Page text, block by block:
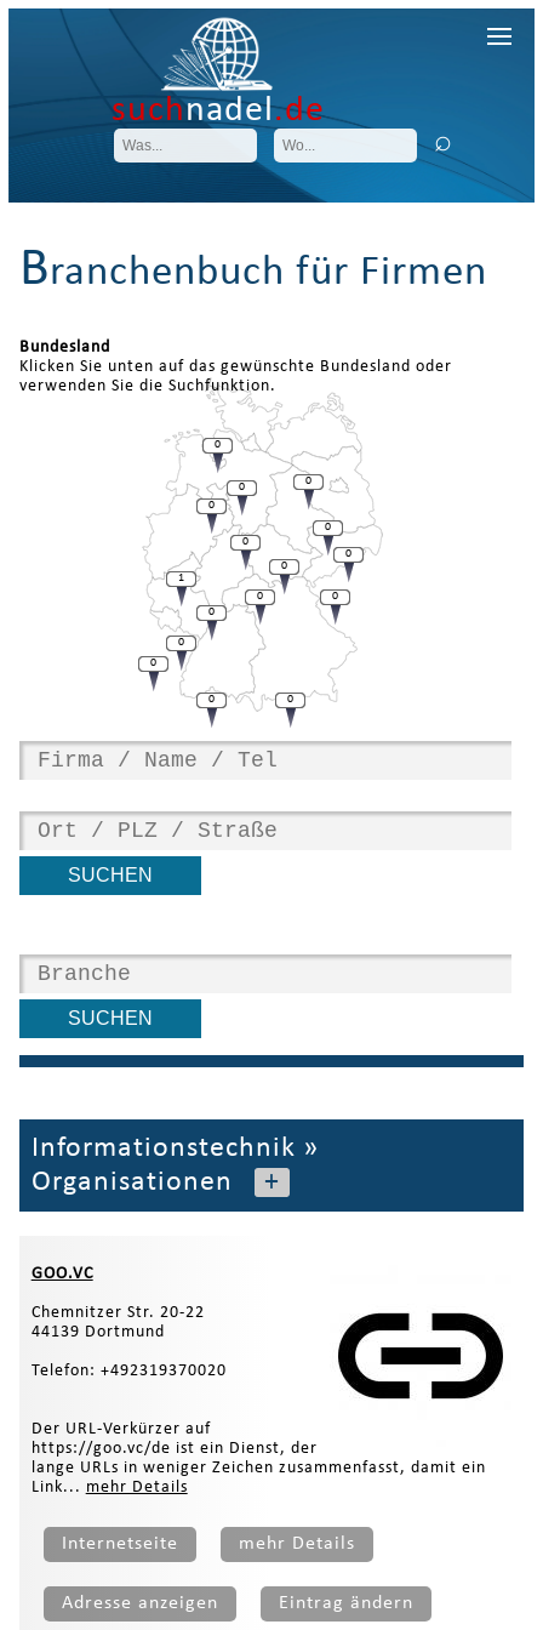
suchnadel.de
Branchenbuch für Firmen
Bundesland
Klicken Sie unten auf das gewünschte Bundesland oder
verwenden Sie die Suchfunktion.
0
0
1
0
0
0
0
0
0
0
0
0
0
0
0
0
Informationstechnik »
Organisationen
+
GOO.VC
Chemnitzer Str. 20-22
44139 Dortmund
Telefon: +492319370020
Der URL-Verkürzer auf
https://goo.vc/de ist ein Dienst, der
lange URLs in weniger Zeichen zusammenfasst, damit ein
Link... mehr Details
Internetseite mehr Details
Adresse anzeigen Eintrag ändern